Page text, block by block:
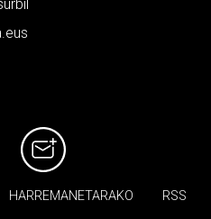
HARREMANETARAKO RSS